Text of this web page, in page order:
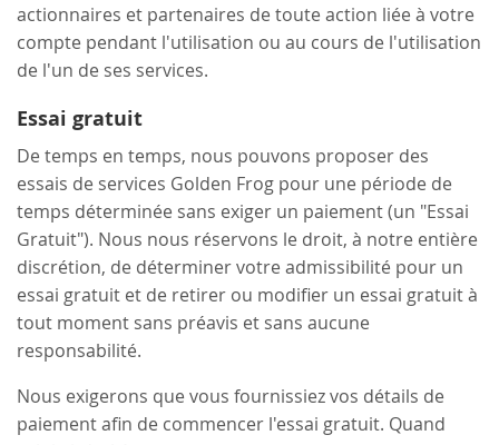
actionnaires et partenaires de toute action liée à votre
compte pendant l'utilisation ou au cours de l'utilisation
de l'un de ses services.
Essai gratuit
De temps en temps, nous pouvons proposer des
essais de services Golden Frog pour une période de
temps déterminée sans exiger un paiement (un "Essai
Gratuit"). Nous nous réservons le droit, à notre entière
discrétion, de déterminer votre admissibilité pour un
essai gratuit et de retirer ou modifier un essai gratuit à
tout moment sans préavis et sans aucune
responsabilité.
Nous exigerons que vous fournissiez vos détails de
paiement afin de commencer l'essai gratuit. Quand